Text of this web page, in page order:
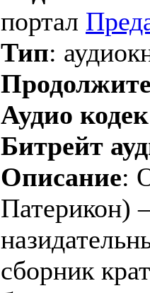
портал
Тип:
Аудио кодек
Битрейт
Описание:
Патерикон)
сборник